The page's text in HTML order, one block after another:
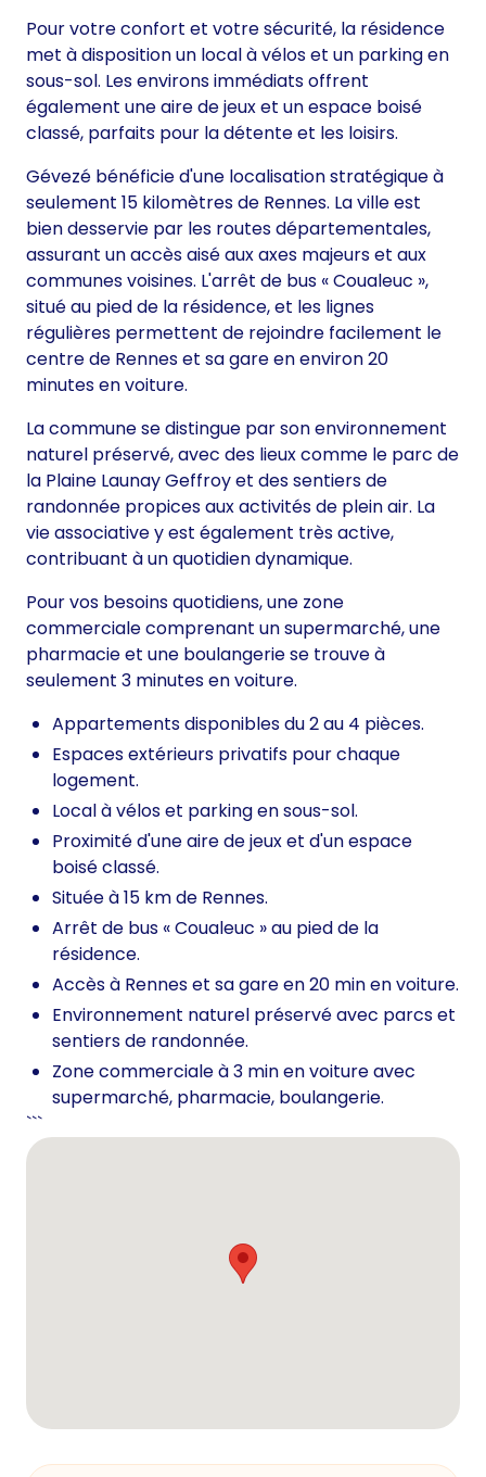
Pour votre confort et votre sécurité, la résidence
met à disposition un local à vélos et un parking en
sous-sol. Les environs immédiats offrent
également une aire de jeux et un espace boisé
classé, parfaits pour la détente et les loisirs.
Gévezé bénéficie d'une localisation stratégique à
seulement 15 kilomètres de Rennes. La ville est
bien desservie par les routes départementales,
assurant un accès aisé aux axes majeurs et aux
communes voisines. L'arrêt de bus « Coualeuc »,
situé au pied de la résidence, et les lignes
régulières permettent de rejoindre facilement le
centre de Rennes et sa gare en environ 20
minutes en voiture.
La commune se distingue par son environnement
naturel préservé, avec des lieux comme le parc de
la Plaine Launay Geffroy et des sentiers de
randonnée propices aux activités de plein air. La
vie associative y est également très active,
contribuant à un quotidien dynamique.
Pour vos besoins quotidiens, une zone
commerciale comprenant un supermarché, une
pharmacie et une boulangerie se trouve à
seulement 3 minutes en voiture.
Appartements disponibles du 2 au 4 pièces.
Espaces extérieurs privatifs pour chaque
logement.
Local à vélos et parking en sous-sol.
Proximité d'une aire de jeux et d'un espace
boisé classé.
Située à 15 km de Rennes.
Arrêt de bus « Coualeuc » au pied de la
résidence.
Accès à Rennes et sa gare en 20 min en voiture.
Environnement naturel préservé avec parcs et
sentiers de randonnée.
Zone commerciale à 3 min en voiture avec
supermarché, pharmacie, boulangerie.
```